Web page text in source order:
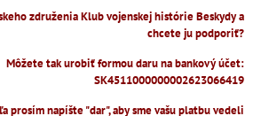
združenia Klub vojenskej histórie Beskydy a
chcete ju podporiť?
Môžete tak urobiť formou daru na bankový účet:
SK4511000000002623066419
prosím napíšte "dar", aby sme vašu platbu vedeli